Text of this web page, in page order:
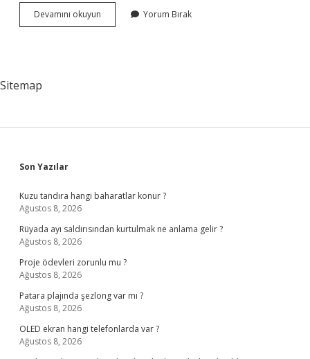
Devamını okuyun
La
Yorum Bırak
Sitemap
Sidebar
Son Yazılar
Kuzu tandıra hangi baharatlar konur ?
Ağustos 8, 2026
Rüyada ayı saldırısından kurtulmak ne anlama gelir ?
Ağustos 8, 2026
Proje ödevleri zorunlu mu ?
Ağustos 8, 2026
Patara plajında şezlong var mı ?
Ağustos 8, 2026
OLED ekran hangi telefonlarda var ?
Ağustos 8, 2026